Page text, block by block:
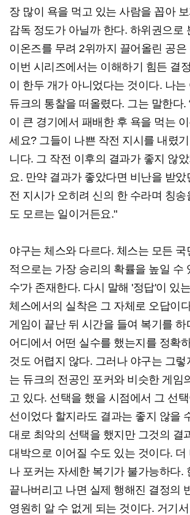
장 많이 욕을 먹고 있는 사람을 꼽아
감독 정도가 아닐까 한다. 하위권으로
이온즈를 무려 2위까지 끌어올린 공은
이번 시리즈에서는 이해하기 힘든 결
이 한두 개가 아니었다는 것이다. 나는
듀크의 통찰을 떠올렸다. 그는 말한다.
이 큰 경기에서 패배한 후 욕을 먹는
세요? 그들이 나쁜 작전 지시를 내렸
니다. 그 작전 이후의 결과가 좋지 않
요. 만약 결과가 좋았다면 비난을 받았
전 지시가 오히려 신의 한 수라며 칭송
도 모르는 일이거든요."
야구는 체스와 다르다. 체스는 모든 국
적으로는 가장 승리의 확률을 높일 수
수'가 존재한다. 다시 말해 '정답'이 있
체스에서의 실착은 그 자체로 오답이
게임이 끝난 뒤 시간을 들여 복기를 하
어디에서 어떤 실수를 했는지를 정확
것도 어렵지 않다. 그러나 야구는 그렇
는 듀크의 전공인 포커와 비슷한 게임
고 있다. 선택을 했을 시점에서 그 선
선이었다 할지라도 결과는 좋지 않을
대로 최악의 선택을 했지만 그것의 결
대박으로 이어질 수도 있는 것이다. 더
나 포커는 자세한 복기가 불가능하다.
끝나버리고 나면 실제 행해진 결정의
영원히 알 수 없게 되는 것이다. 거기